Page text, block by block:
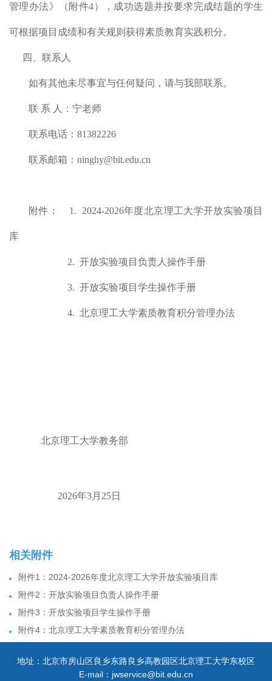
管理办法》（附件4），成功选题并按要求完成结题的学生
可根据项目成绩和有关规则获得素质教育实践积分。
四、联系人
如有其他未尽事宜与任何疑问，请与我部联系。
联 系 人： 宁老师
联系电话： 81382226
联系邮箱： ninghy@bit.edu.cn
附件： 1. 2024-2026年度北京理工大学开放实验项目
库
2. 开放实验项目负责人操作手册
3. 开放实验项目学生操作手册
4. 北京理工大学素质教育积分管理办法
北京理工大学教务部
2026年3月 25日
相关附件
附件1：2024-2026年度北京理工大学开放实验项目库
附件2：开放实验项目负责人操作手册
附件3：开放实验项目学生操作手册
附件4：北京理工大学素质教育积分管理办法
地址：北京市房山区良乡东路良乡高教园区北京理工大学东校区
E-mail：jwservice@bit.edu.cn